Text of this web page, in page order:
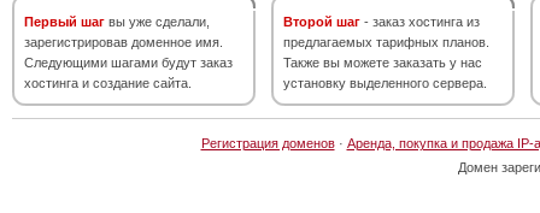
Первый шаг вы уже сделали,
зарегистрировав доменное имя.
Следующими шагами будут заказ
хостинга и создание сайта.
Второй шаг - заказ хостинга из
предлагаемых тарифных планов.
Также вы можете заказать у нас
установку выделенного сервера.
Регистрация доменов· Аренда, покупка и продажа IP-
Домен